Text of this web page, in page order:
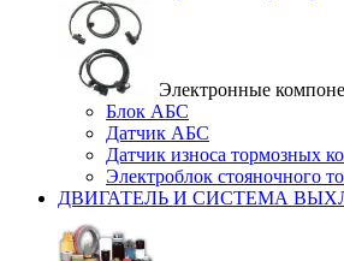
Электронные
Блок АБС
Датчик АБС
Датчик износа тормозных
Электроблок стояночного
ДВИГАТЕЛЬ И СИСТЕМА